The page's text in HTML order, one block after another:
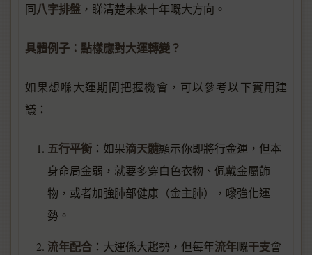
同八字排盤 ，睇清楚未來十年嘅大方向。
具體例子：點樣應對大運轉變？
如果想喺大運期間把握機會，可以參考以下實用建
議：
五行平衡 ：如果滴天髓顯示你即將行金運，但本
身命局金弱，就要多穿白色衣物、佩戴金屬飾
物，或者加強肺部健康（金主肺），嚟強化運
勢。
流年配合 ：大運係大趨勢，但每年流年嘅干支會